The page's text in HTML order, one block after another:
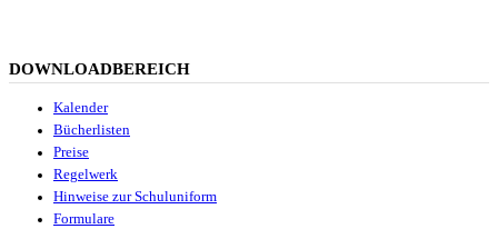
DOWNLOADBEREICH
Kalender
Bücherlisten
Preise
Regelwerk
Hinweise zur Schuluniform
Formulare